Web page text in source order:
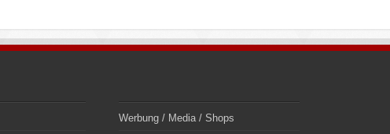
Werbung / Media / Shops